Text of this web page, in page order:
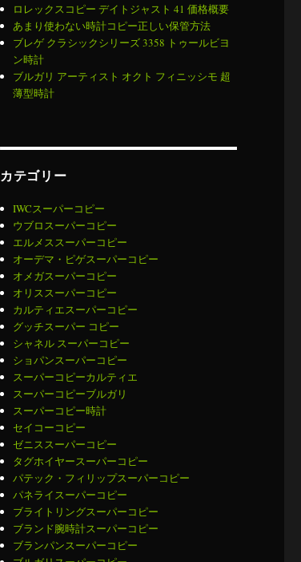
ロレックスコピー デイトジャスト 41 価格概要
あまり使わない時計コピー正しい保管方法
ブレゲ クラシックシリーズ 3358 トゥールビヨ
ン時計
ブルガリ アーティスト オクト フィニッシモ 超
薄型時計
カテゴリー
IWCスーパーコピー
ウブロスーパーコピー
エルメススーパーコピー
オーデマ・ピゲスーパーコピー
オメガスーパーコピー
オリススーパーコピー
カルティエスーパーコピー
グッチスーパー コピー
シャネル スーパーコピー
ショパンスーパーコピー
スーパーコピーカルティエ
スーパーコピーブルガリ
スーパーコピー時計
セイコーコピー
ゼニススーパーコピー
タグホイヤースーパーコピー
パテック・フィリップスーパーコピー
パネライスーパーコピー
ブライトリングスーパーコピー
ブランド腕時計スーパーコピー
ブランパンスーパーコピー